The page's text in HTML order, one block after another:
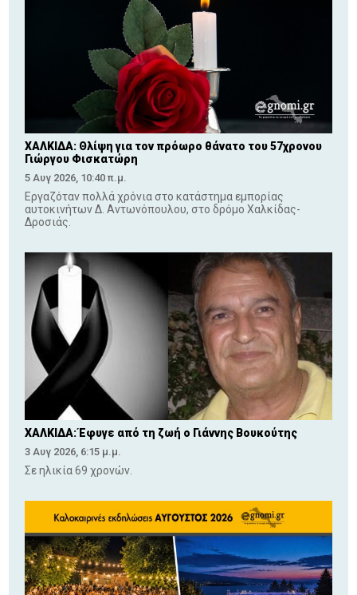
ΧΑΛΚΙΔΑ: Θλίψη για τον πρόωρο θάνατο του 57χρονου
Γιώργου Φισκατώρη
5 Αυγ 2026, 10:40 π.μ.
Εργαζόταν πολλά χρόνια στο κατάστημα εμπορίας
αυτοκινήτων Δ. Αντωνόπουλου, στο δρόμο Χαλκίδας-
Δροσιάς.
ΧΑΛΚΙΔΑ: Έφυγε από τη ζωή ο Γιάννης Βουκούτης
3 Αυγ 2026, 6:15 μ.μ.
Σε ηλικία 69 χρονών.